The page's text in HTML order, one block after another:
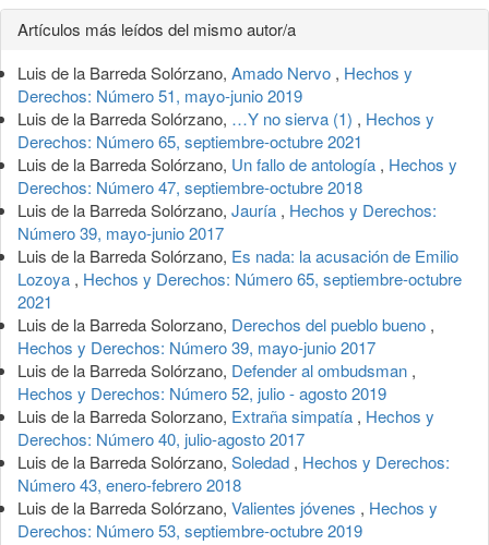
Detalles
del
artículo
Artículos más leídos del mismo autor/a
Luis de la Barreda Solórzano, Amado Nervo , Hechos y
Derechos: Número 51, mayo-junio 2019
Luis de la Barreda Solórzano, …Y no sierva (1) , Hechos y
Derechos: Número 65, septiembre-octubre 2021
Luis de la Barreda Solórzano, Un fallo de antología , Hechos y
Derechos: Número 47, septiembre-octubre 2018
Luis de la Barreda Solórzano, Jauría , Hechos y Derechos:
Número 39, mayo-junio 2017
Luis de la Barreda Solórzano, Es nada: la acusación de Emilio
Lozoya , Hechos y Derechos: Número 65, septiembre-octubre
2021
Luis de la Barreda Solorzano, Derechos del pueblo bueno ,
Hechos y Derechos: Número 39, mayo-junio 2017
Luis de la Barreda Solórzano, Defender al ombudsman ,
Hechos y Derechos: Número 52, julio - agosto 2019
Luis de la Barreda Solorzano, Extraña simpatía , Hechos y
Derechos: Número 40, julio-agosto 2017
Luis de la Barreda Solórzano, Soledad , Hechos y Derechos:
Número 43, enero-febrero 2018
Luis de la Barreda Solórzano, Valientes jóvenes , Hechos y
Derechos: Número 53, septiembre-octubre 2019